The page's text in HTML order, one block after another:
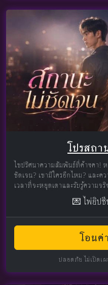
โปรสถา
ไขปริศนาความสัมพันธ์ที่ค้างคา!
ชัดเจน? เขามีใครอีกไหม? และค
เวลาที่จะหยุดเดาและรับรู้ความจริ
💌 ไพ่ยิป
โอนค่
ปลอดภัย ไม่เปิดเ